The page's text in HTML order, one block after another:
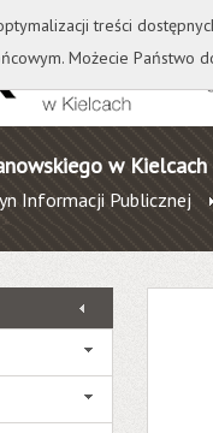
Biblioteka Wydawnictwo
w Kielcach
Informacji Publicznej
treści
Możecie Państwo